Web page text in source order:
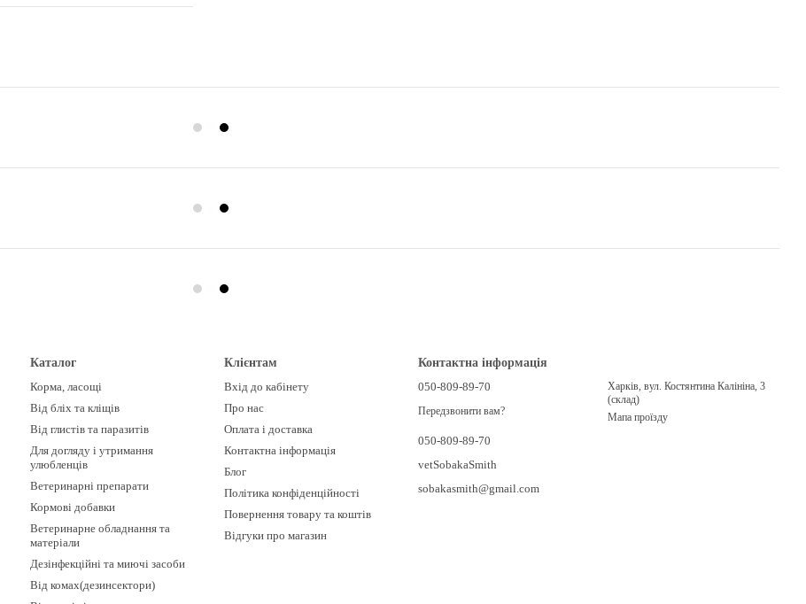
Каталог
Корма, ласощі
Від бліх та кліщів
Від глистів та паразитів
Для догляду і утримання
улюбленців
Ветеринарні препарати
Кормові добавки
Ветеринарне обладнання та
матеріали
Дезінфекційні та миючі засоби
Від комах(дезинсектори)
Клієнтам
Вхід до кабінету
Про нас
Оплата і доставка
Контактна інформація
Блог
Політика конфіденційності
Повернення товару та коштів
Відгуки про магазин
Контактна інформація
050-809-89-70
Передзвонити вам?
050-809-89-70
vetSobakaSmith
sobakasmith@gmail.com
Харків, вул. Костянтина Калініна, 3
(склад)
Мапа проїзду